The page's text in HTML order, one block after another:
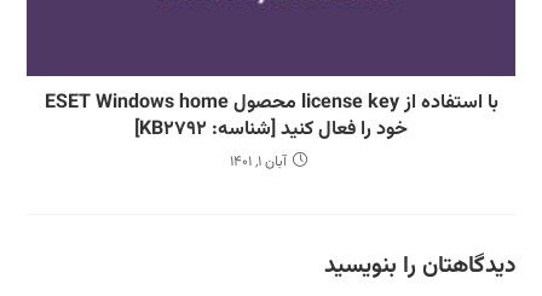
با استفاده از license key محصول ESET Windows home
خود را فعال کنید [شناسه: KB2792]
آبان 1, 1401
دیدگاهتان را بنویسید